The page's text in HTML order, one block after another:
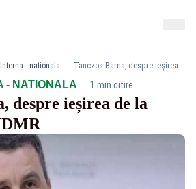
- nationala Tanczos Barna, despre ieșirea de la guvernare a UDMR
- NATIONALA· 1 min citire
despre ieșirea de la